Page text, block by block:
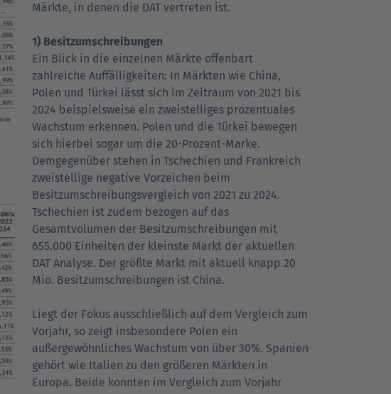
Märkte, in denen die DAT vertreten ist.
1) Besitzumschreibungen
Ein Blick in die einzelnen Märkte offenbart
zahlreiche Auffälligkeiten: In Märkten wie China,
Polen und Türkei lässt sich im Zeitraum von 2021 bis
2024 beispielsweise ein zweistelliges prozentuales
Wachstum erkennen. Polen und die Türkei bewegen
sich hierbei sogar um die 20-Prozent-Marke.
Demgegenüber stehen in Tschechien und Frankreich
zweistellige negative Vorzeichen beim
Besitzumschreibungsvergleich von 2021 zu 2024.
Tschechien ist zudem bezogen auf das
Gesamtvolumen der Besitzumschreibungen mit
655.000 Einheiten der kleinste Markt der aktuellen
DAT Analyse. Der größte Markt mit aktuell knapp 20
Mio. Besitzumschreibungen ist China.
Liegt der Fokus ausschließlich auf dem Vergleich zum
Vorjahr, so zeigt insbesondere Polen ein
außergewöhnliches Wachstum von über 30%. Spanien
gehört wie Italien zu den größeren Märkten in
Europa. Beide konnten im Vergleich zum Vorjahr